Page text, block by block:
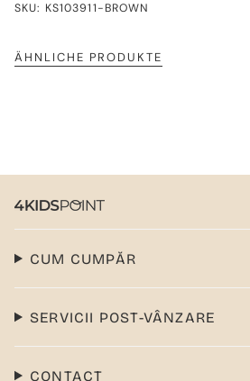
SKU: KS103911-BROWN
ÄHNLICHE PRODUKTE
CUM CUMPĂR
SERVICII POST-VÂNZARE
CONTACT